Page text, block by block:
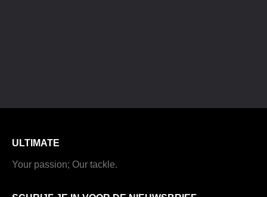
ULTIMATE
Your passion; Our tackle.